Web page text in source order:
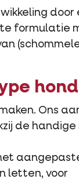
door
formulatie
Ons
de handige
letten, voor